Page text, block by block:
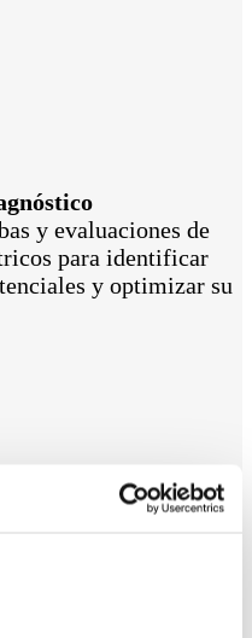
y evaluaciones de
para identificar
y optimizar su